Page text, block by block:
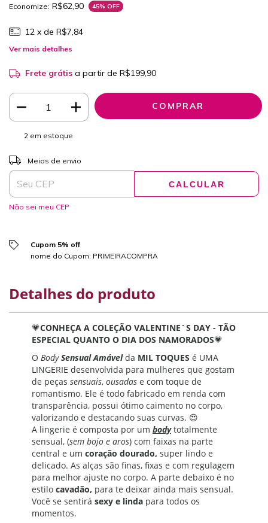
Economize: R$62,90 45% OFF
12 x de R$7,84
Ver mais detalhes
Frete grátis a partir de R$199,90
2 em estoque
Entregas para o CEP:
Meios de envio
CALCULAR
Não sei meu CEP
Cupom 5% off
nome do Cupom: PRIMEIRACOMPRA
Detalhes do produto
💗CONHEÇA A COLEÇÃO VALENTINE´S DAY - TÃO
ESPECIAL QUANTO O DIA DOS NAMORADOS💗
O BodySensual Amávelda MIL TOQUES é UMA
LINGERIE desenvolvida para mulheres que gostam
de peças sensuais, ousadas e com toque de
romantismo. Ele é todo fabricado em renda com
transparência, possui ótimo caimento no corpo,
valorizando e destacando suas curvas. 😍
A lingerie é composta por um bodytotalmente
sensual, (sem bojo e aros) com faixas na parte
central e um coração dourado, super lindo e
delicado. As alças são finas, fixas e com regulagem
para melhor ajuste no corpo. A parte debaixo é no
estilo cavadão, para te deixar ainda mais sensual.
Você se sentirá sexy e linda para todos os
momentos.